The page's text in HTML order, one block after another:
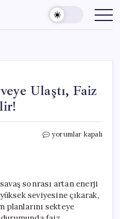
Ulaştı, Faiz
ABD’de
İndirimleri
Ertelenebilir!
için
yorumlar kapalı
sonrası artan enerji
seviyesine çıkarak,
planlarını sekteye